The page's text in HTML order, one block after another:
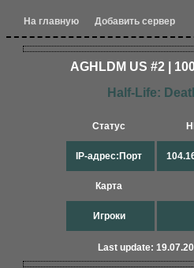
На главную Добавить сервер
AGHLDM US #2 |
Half-Life:
Статус
IP-адрес:Порт
Карта
Игроки
Last update: